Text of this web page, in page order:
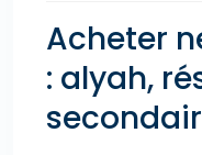
Acheter
: alyah,